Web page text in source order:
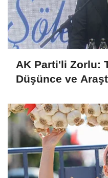
AK Parti'li Zorlu:
Düşünce ve